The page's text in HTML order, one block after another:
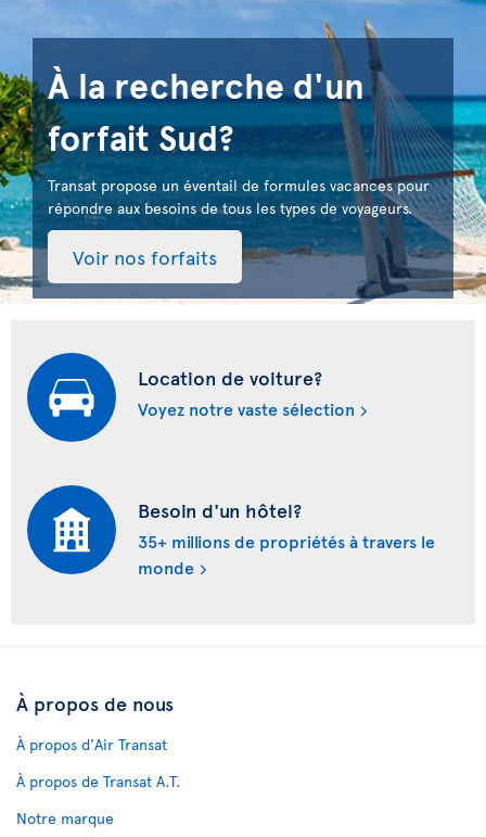
À la recherche d'un
forfait Sud?
Transat propose un éventail de formules vacances pour
répondre aux besoins de tous les types de voyageurs.
Voir nos forfaits
Location de voiture?
Voyez notre vaste sélection
Besoin d'un hôtel?
35+ millions de propriétés à travers le
monde
À propos de nous
À propos d'Air Transat
À propos de Transat A.T.
Notre marque